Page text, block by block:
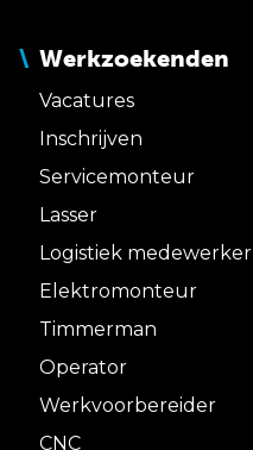
Werkzoekenden
Vacatures
Inschrijven
Servicemonteur
Lasser
Logistiek medewerker
Elektromonteur
Timmerman
Operator
Werkvoorbereider
CNC